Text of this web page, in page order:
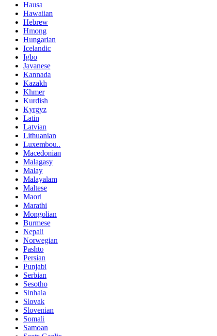
Hausa
Hawaiian
Hebrew
Hmong
Hungarian
Icelandic
Igbo
Javanese
Kannada
Kazakh
Khmer
Kurdish
Kyrgyz
Latin
Latvian
Lithuanian
Luxembou..
Macedonian
Malagasy
Malay
Malayalam
Maltese
Maori
Marathi
Mongolian
Burmese
Nepali
Norwegian
Pashto
Persian
Punjabi
Serbian
Sesotho
Sinhala
Slovak
Slovenian
Somali
Samoan